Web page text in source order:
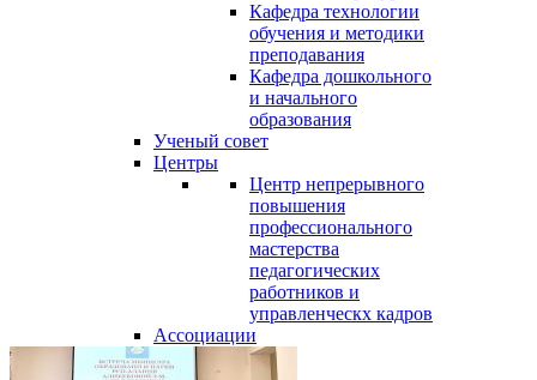
Кафедра технологии
обучения и методики
преподавания
Кафедра дошкольного
и начального
образования
Ученый совет
Центры
Центр непрерывного
повышения
профессионального
мастерства
педагогических
работников и
управленческх кадров
Ассоциации